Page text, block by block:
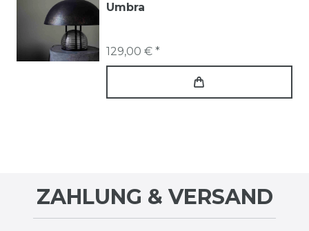
Umbra
129,00 € *
ZAHLUNG & VERSAND